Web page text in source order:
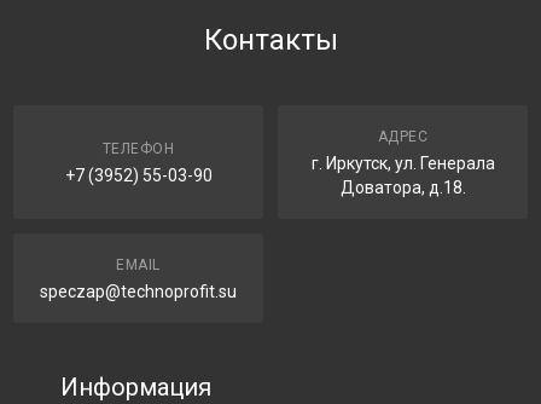
Контакты
ТЕЛЕФОН
+7 (3952) 55-03-90
АДРЕС
г. Иркутск, ул. Генерала
Доватора, д.18.
EMAIL
speczap@technoprofit.su
Информация